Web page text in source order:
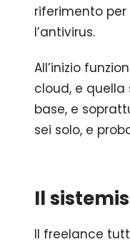
riferimento
l’antivirus.
All’inizio
cloud, e
base, e
sei solo, e
Il
Il freelance